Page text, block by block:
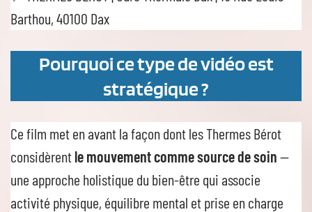
Barthou, 40100 Dax
Pourquoi ce type de vidéo est
stratégique ?
Ce film met en avant la façon dont les Thermes Bérot
considèrentle mouvement comme source de soin—
une approche holistique du bien-être qui associe
activité physique, équilibre mental et prise en charge